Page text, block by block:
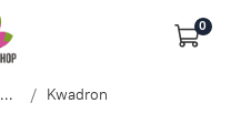
0
... Kwadron